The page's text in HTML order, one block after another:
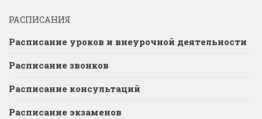
РАСПИСАНИЯ
Расписание уроков и внеурочной деятельности
Расписание звонков
Расписание консультаций
Расписание экзаменов